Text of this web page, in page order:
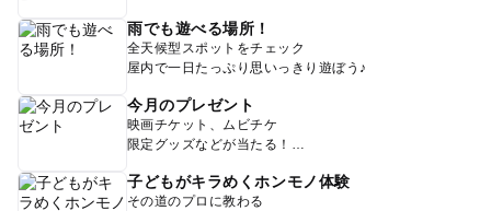
雨でも遊べる場所！
全天候型スポットをチェック
屋内で一日たっぷり思いっきり遊ぼう♪
今月のプレゼント
映画チケット、ムビチケ
限定グッズなどが当たる！
子どもがキラめくホンモノ体験
その道のプロに教わる